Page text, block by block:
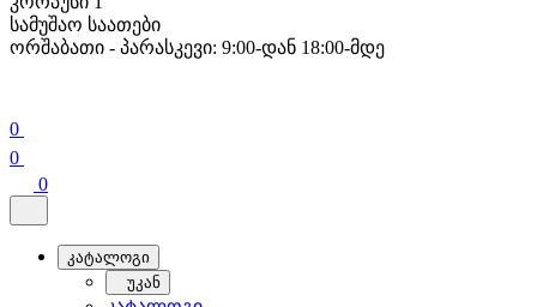
სამუშაო საათები
ორშაბათი - პარასკევი: 9:00-დან 18:00-მდე
0
0
0
კატალოგი
უკან